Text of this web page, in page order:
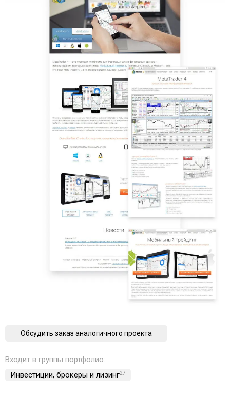
Обсудить заказ аналогичного проекта
Входит в группы портфолио:
Инвестиции, брокеры и лизинг27